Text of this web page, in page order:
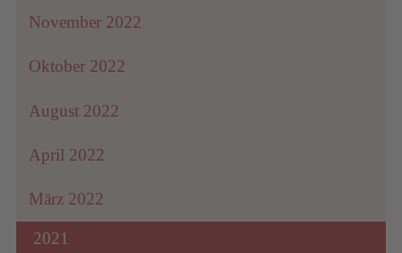
November 2022
Oktober 2022
August 2022
April 2022
März 2022
2021